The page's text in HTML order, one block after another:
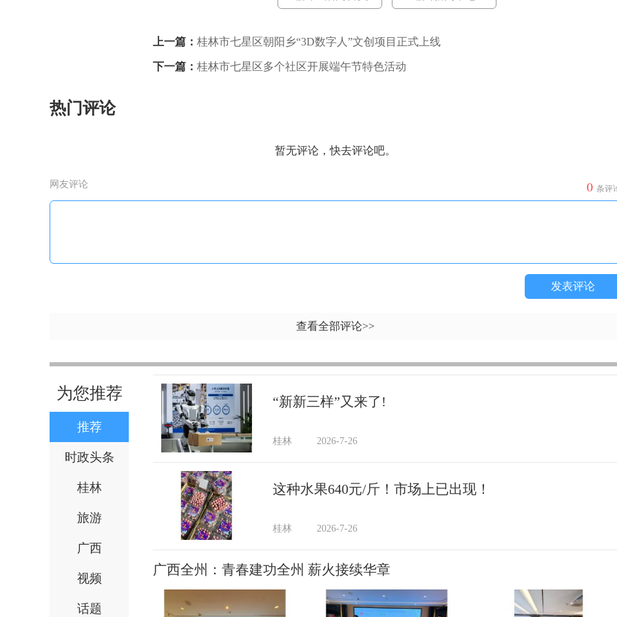
上一篇： 桂林市七星区朝阳乡“3D数字人”文创项目正式上线
下一篇： 桂林市七星区多个社区开展端午节特色活动
热门评论
暂无评论，快去评论吧。
网友评论 0 条评
发表评论
查看全部评论>>
为您推荐
推荐
时政头条
桂林
旅游
广西
视频
话题
“新新三样”又来了!
桂林 2026-7-26
这种水果640元/斤！市场上已出现！
桂林 2026-7-26
广西全州：青春建功全州 薪火接续华章